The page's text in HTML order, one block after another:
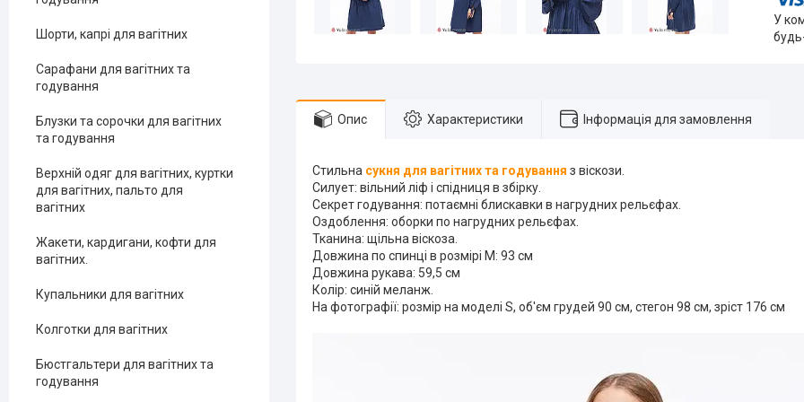
У
Опис Характеристики Інформація для замовлення
Стильна сукня для вагітних та годування з віскози.
Силует: вільний ліф і спідниця в збірку.
Секрет годування: потаємні блискавки в нагрудних рельєфах.
Оздоблення: оборки по нагрудних рельєфах.
Тканина: щільна віскоза.
Довжина по спинці в розмірі М: 93 см
Довжина рукава: 59,5 см
Колір: синій меланж.
На фотографії: розмір на моделі S, об'єм грудей 90 см, стегон 98 см, зріст 176 см
Шорти, капрі для вагітних
Сарафани для вагітних та
годування
Блузки та сорочки для вагітних
та годування
Верхній одяг для вагітних, куртки
для вагітних, пальто для
вагітних
Жакети, кардигани, кофти для
вагітних.
Купальники для вагітних
Колготки для вагітних
Бюстгальтери для вагітних та
годування